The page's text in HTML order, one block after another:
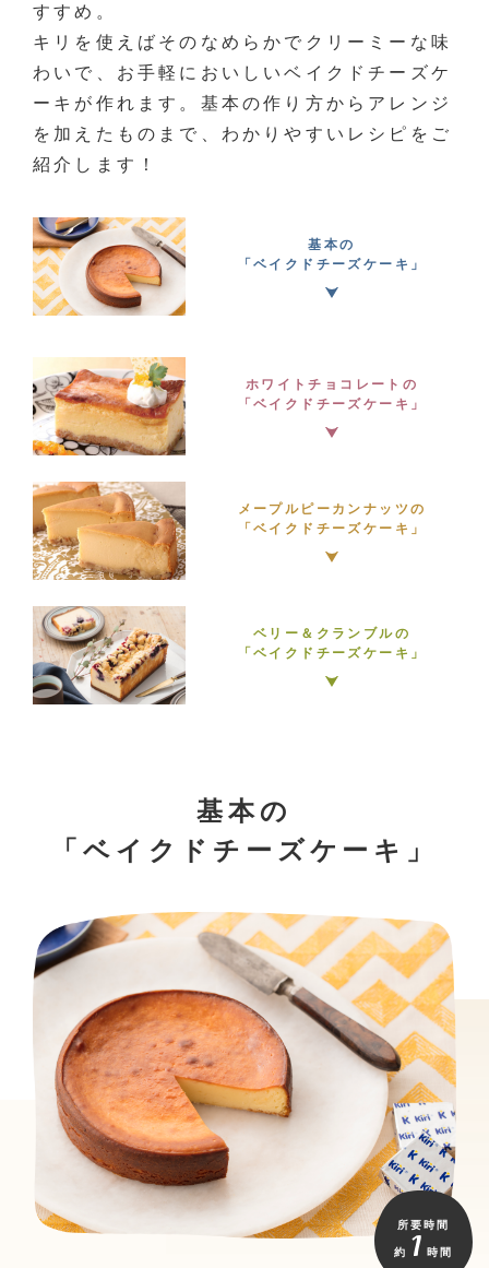
すすめ。
キリを使えばそのなめらかでクリーミーな味
わいで、お手軽においしいベイクドチーズケ
ーキが作れます。基本の作り方からアレンジ
を加えたものまで、わかりやすいレシピをご
紹介します！
基本の
「ベイクドチーズケーキ」
ホワイトチョコレートの
「ベイクドチーズケーキ」
メープルピーカンナッツの
「ベイクドチーズケーキ」
ベリー＆クランブルの
「ベイクドチーズケーキ」
基本の
「ベイクドチーズケーキ」
所要時間
約 1 時間